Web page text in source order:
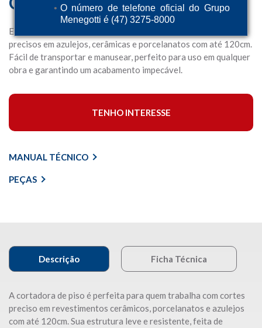
O número de telefone oficial do Grupo
Menegotti é (47) 3275-8000
Equipamento leve e robusto com guia laser, ideal para cortes
precisos em azulejos, cerâmicas e porcelanatos com até 120cm.
Fácil de transportar e manusear, perfeito para uso em qualquer
obra e garantindo um acabamento impecável.
TENHO INTERESSE
MANUAL TÉCNICO
PEÇAS
Descrição Ficha Técnica
A cortadora de piso é perfeita para quem trabalha com cortes
preciso em revestimentos cerâmicos, porcelanatos e azulejos
com até 120cm. Sua estrutura leve e resistente, feita de